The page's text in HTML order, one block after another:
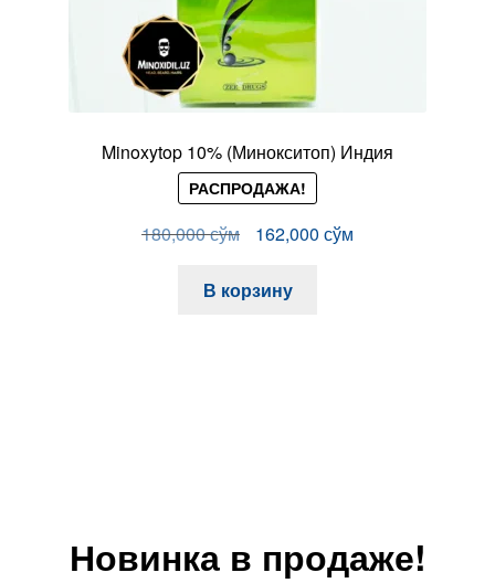
Minoxytop 10% (Минокситоп) Индия
РАСПРОДАЖА!
180,000сўм
Первоначальная
составляла
162,000 сўмТекущая
В корзину
Новинка в продаже!